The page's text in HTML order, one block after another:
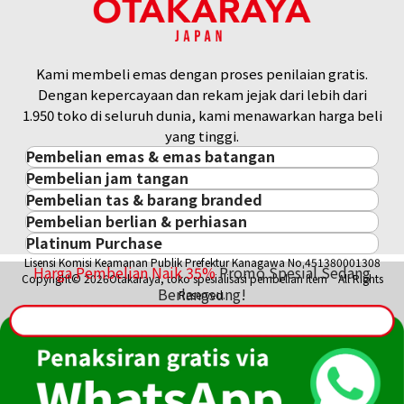
Harga Pembelian Naik35%Promo Spesial Sedang
Berlangsung!
Kami membeli emas dengan proses penilaian gratis.
Dengan kepercayaan dan rekam jejak dari lebih dari
1.950 toko di seluruh dunia, kami menawarkan harga beli
yang tinggi.
Pembelian emas & emas batangan
Pembelian emas & emas batangan
Emas Batangan / Gold Bar
Koin Emas
Harga Pasar Emas / Kurs Emas
Aksesoris Emas
Pembelian jam tangan
Pembelian jam tangan
ROLEX
PATEK PHILIPPE
AUDEMARS PIGUET
VACHERON CONSTANTIN
BREGUEST
Pembelian tas & barang branded
Pembelian tas & barang branded
Cartier
LOUIS VUITTON
Hermès
CELINE
Fendi
Dior
Pembelian berlian & perhiasan
Pembelian berlian & perhiasan
Berlian
Zamrud
Safir
Rubi
Platinum Purchase
Platinum
Lisensi Komisi Keamanan Publik Prefektur Kanagawa No.451380001308
Copyright© 2026Otakaraya, toko spesialisasi pembelian item All Rights
Reserved.